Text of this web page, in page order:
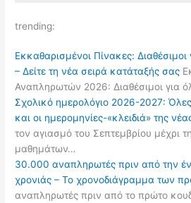
trending:
Εκκαθαρισμένοι Πίνακες:
– Δείτε τη νέα σειρά κατάταξής σας
Αναπληρωτών 2026: Διαθέσιμοι για
Σχολικό ημερολόγιο 2026-2027: Όλες
και οι ημερομηνίες-«κλειδιά» της
τον αγιασμό του Σεπτεμβρίου μέχρι
μαθημάτων…
30.000 αναπληρωτές πριν από την
χρονιάς – Το χρονοδιάγραμμα των
αναπληρωτές πριν από το πρώτο